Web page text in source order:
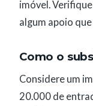
imóvel.
algum apoio
Como o
Considere um
20.000 de